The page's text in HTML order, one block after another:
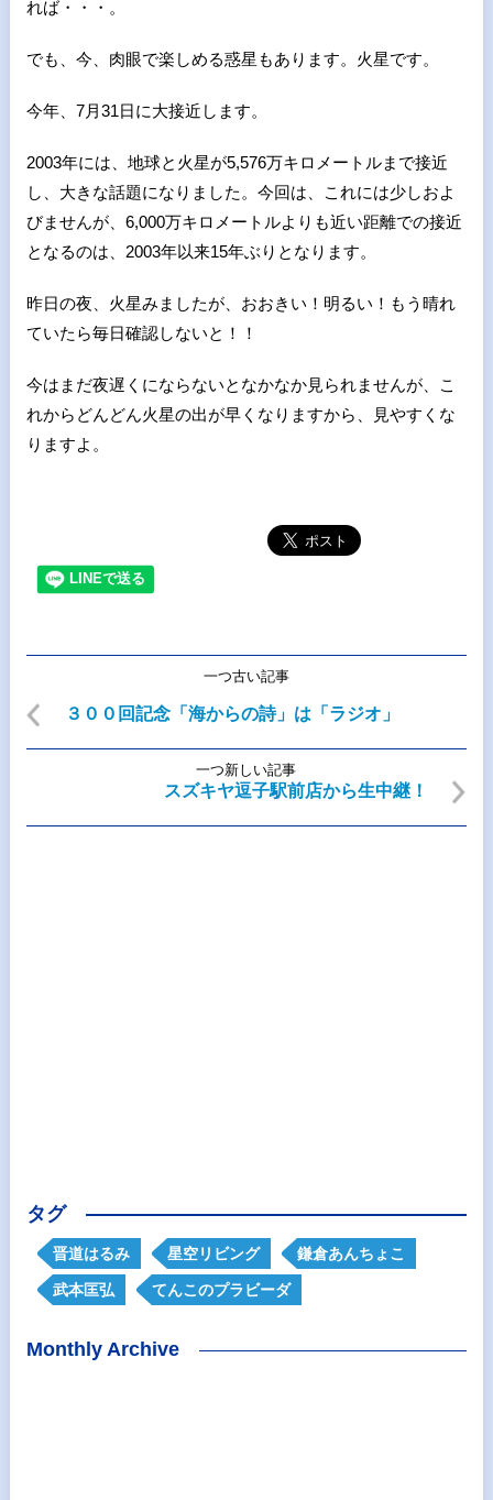
れば・・・。
でも、今、肉眼で楽しめる惑星もあります。火星です。
今年、 7月31日に大接近します。
2003年には、地球と火星が5,576万キロメートルまで接近
し、大きな話題になりました。今回は、これには少しおよ
びませんが、 6,000万キロメートルよりも近い距離での接近
となるのは、 2003年以来15年ぶりとなります。
昨日の夜、火星みましたが、おおきい！明るい！もう晴れ
ていたら毎日確認しないと！！
今はまだ夜遅くにならないとなかなか見られませんが、こ
れからどんどん火星の出が早くなりますから、見やすくな
りますよ。
一つ古い記事
３００回記念「海からの詩」は「ラジオ」
一つ新しい記事
スズキヤ逗子駅前店から生中継！
タグ
晋道はるみ 星空リビング 鎌倉あんちょこ
武本匡弘 てんこのプラビーダ
Monthly Archive